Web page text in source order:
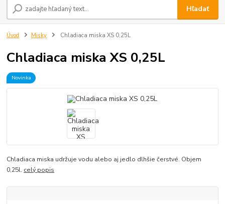
Hľadať
Úvod Misky Chladiaca miska XS 0,25L
Chladiaca miska XS 0,25L
Novinka
Chladiaca miska udržuje vodu alebo aj jedlo dlhšie čerstvé. Objem
0,25l. celý popis